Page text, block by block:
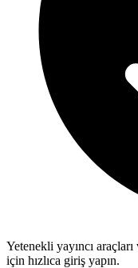
Yetenekli yayıncı
için hızlıca giriş yapın.